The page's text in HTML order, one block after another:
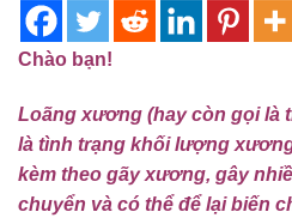
Chào bạn!
Loãng xương (hay còn gọi là
là tình trạng khối lượng
kèm theo gãy xương, gây
chuyển và có thể để lại biến